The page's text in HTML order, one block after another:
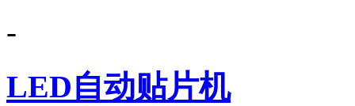
-
LED自动贴片机